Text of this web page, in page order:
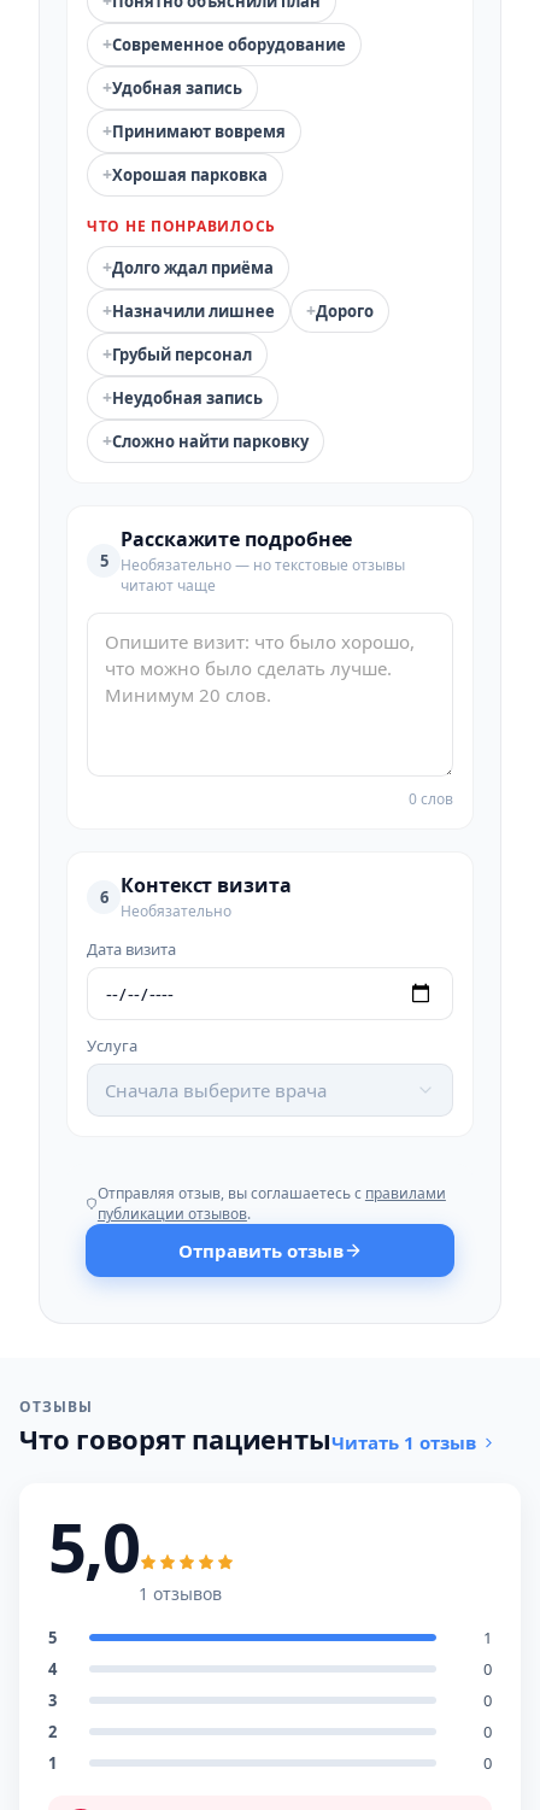
+Современное оборудование
+Удобная запись
+Принимают вовремя
+Хорошая парковка
ЧТО НЕ ПОНРАВИЛОСЬ
+Долго ждал приёма
+Назначили лишнее +Дорого
+Грубый персонал
+Неудобная запись
+Сложно найти парковку
5
Расскажите подробнее
Необязательно — но текстовые отзывы
читают чаще
0 слов
6 Контекст визита
Необязательно
Дата визита
Услуга
Сначала выберите врача
Отправляя отзыв, вы соглашаетесь с правилами
публикации отзывов.
Отправить отзыв
ОТЗЫВЫ
Что говорят пациентыЧитать 1 отзыв
5,0
1 отзывов
5
1
4
0
3
0
2
0
1
0